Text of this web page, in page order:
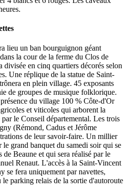
lieu un ban bourguignon géant
la cour de la ferme du Clos de
en cinq quartiers décorés selon
Une réplique de la statue de Saint-
en plein village. 45 exposants
de groupes de musique folklorique.
du village 100 % Côte-d'Or
et viticoles qui arborent la
le Conseil départemental. Les trois
(Rémond, Cadus et Jérôme
de leur savoir-faire. Un millier
grand banquet du samedi soir qui se
de Beaune et qui sera réalisé par le
Renaut. L'accès à la Saint-Vincent
se fera uniquement par navettes,
le parking relais de la sortie d'autoroute